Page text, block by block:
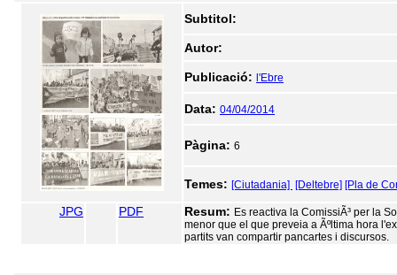
Subtitol:
Autor:
Publicació: l'Ebre
Data: 04/04/2014
Pàgina: 6
Temes: [Ciutadania] [Deltebre] [Pla de
JPG PDF Resum: Es reactiva la ComissiÃ³ per la
menor que el que preveia a Ãºltima hora
partits van compartir pancartes i discursos.